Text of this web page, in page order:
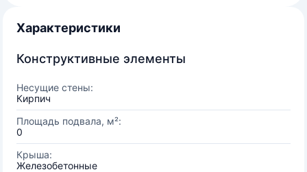
Характеристики
Конструктивные элементы
Несущие стены:
Кирпич
Площадь подвала, м²:
0
Крыша:
Железобетонные